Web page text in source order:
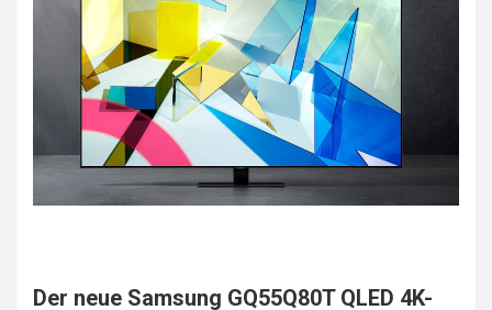
Der neue Samsung GQ55Q80T QLED 4K-